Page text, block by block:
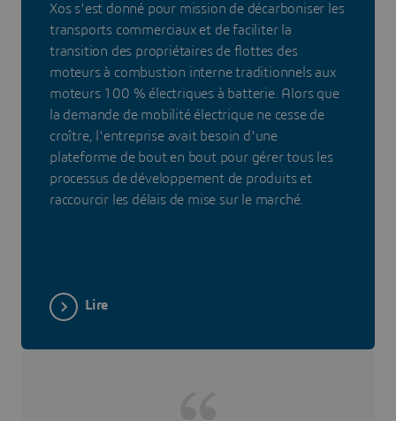
Xos s'est donné pour mission de décarboniser les
transports commerciaux et de faciliter la
transition des propriétaires de flottes des
moteurs à combustion interne traditionnels aux
moteurs 100 % électriques à batterie. Alors que
la demande de mobilité électrique ne cesse de
croître, l'entreprise avait besoin d'une
plateforme de bout en bout pour gérer tous les
processus de développement de produits et
raccourcir les délais de mise sur le marché.
Lire